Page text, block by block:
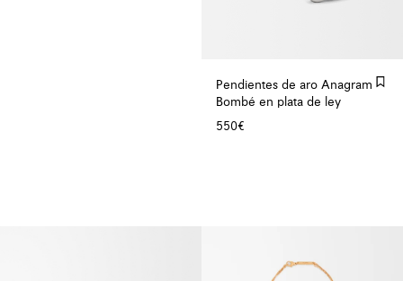
Pendientes de aro Anagram
Bombé en plata de ley
550€